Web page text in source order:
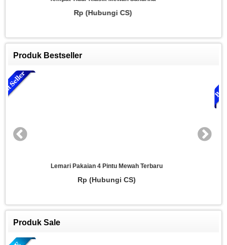
Rp (Hubungi CS)
Produk Bestseller
Lemari 3 Pintu Model Lengkung Mewah Modern
Rp (Hubungi CS)
Produk Sale